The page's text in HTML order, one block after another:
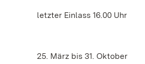
letzter Einlass 16.00 Uhr
25. März bis 31. Oktober